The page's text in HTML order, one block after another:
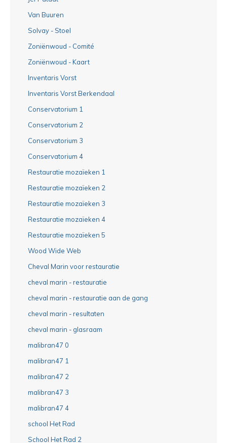
Van Buuren
Solvay - Stoel
Zoniënwoud - Comité
Zoniënwoud - Kaart
Inventaris Vorst
Inventaris Vorst Berkendaal
Conservatorium 1
Conservatorium 2
Conservatorium 3
Conservatorium 4
Restauratie mozaïeken 1
Restauratie mozaïeken 2
Restauratie mozaïeken 3
Restauratie mozaïeken 4
Restauratie mozaïeken 5
Wood Wide Web
Cheval Marin voor restauratie
cheval marin - restauratie
cheval marin - restauratie aan de gang
cheval marin - resultaten
cheval marin - glasraam
malibran47 0
malibran47 1
malibran47 2
malibran47 3
malibran47 4
school Het Rad
School Het Rad 2